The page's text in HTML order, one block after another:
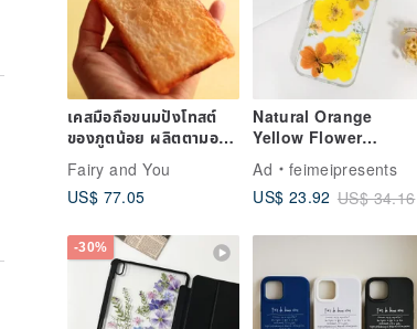
เคสมือถือขนมปังโทสต์
ของภูตน้อย ผลิตตามอ
อเดอร์【รอ 1 เดือน】
Fairy and You
US$ 77.05
Natural Orange
Yellow Flower
Pressed Flower
Phone Case for
iPhone 16 Samsung
Ad
feimeipresents
US$ 23.92 US$ 34.16
-30%